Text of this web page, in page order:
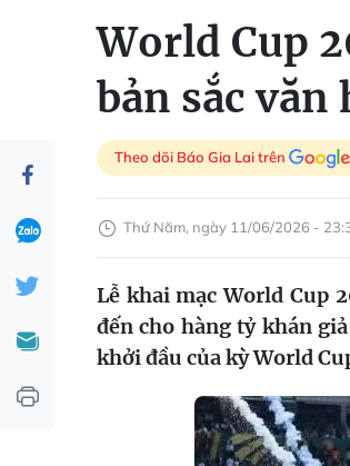
World Cup
bản sắc văn
Theo dõi Báo Gia Lai trên
Thứ Năm, ngày 11/06/2026 -
Lễ khai mạc World Cup
đến cho hàng tỷ khán
khởi đầu của kỳ World